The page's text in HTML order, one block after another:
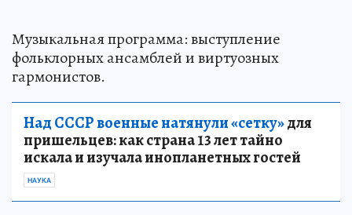
Музыкальная программа: выступление
фольклорных ансамблей и виртуозных
гармонистов.
Над СССР военные натянули «сетку»для
пришельцев: как страна 13 лет тайно
искала и изучала инопланетных гостей
НАУКА